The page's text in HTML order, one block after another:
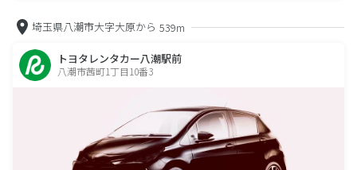
埼玉県八潮市大字大原から 539m
トヨタレンタカー八潮駅前
八潮市茜町1丁目10番3